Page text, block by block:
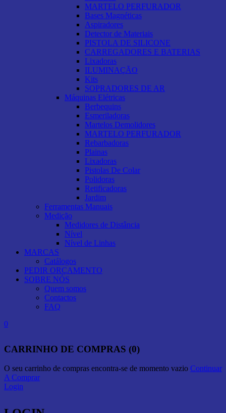
MARTELO PERFURADOR
Bases Magnéticas
Aspiradores
Detector de Materiais
PISTOLA DE SILICONE
CARREGADORES E BATERIAS
Lixadoras
ILUMINAÇÃO
Kits
SOPRADORES DE AR
Máquinas Elétricas
Berbequins
Esmeriladoras
Martelos Demolidores
MARTELO PERFURADOR
Rebarbadoras
Plainas
Lixadoras
Pistolas De Colar
Polidoras
Retificadoras
Jardim
Ferramentas Manuais
Medição
Medidores de Distância
Nível
Nível de Linhas
MARCAS
Catálogos
PEDIR ORÇAMENTO
SOBRE NÓS
Quem somos
Contactos
FAQ
0
CARRINHO DE COMPRAS (0)
O seu carrinho de compras encontra-se de momento vazio Continuar
A Comprar
Login